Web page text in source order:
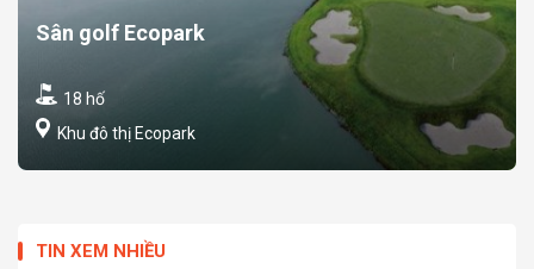
Sân golf Ecopark
18 hố
Khu đô thị Ecopark
TIN XEM NHIỀU